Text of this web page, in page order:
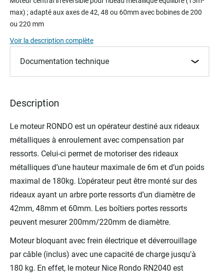
beginning
of
the
images
gallery
max) ; adapté aux axes de 42, 48 ou 60mm avec bobines de 200
ou 220 mm
Voir la description complète
Documentation technique
Description
Le moteur RONDO est un opérateur destiné aux rideaux
métalliques à enroulement avec compensation par
ressorts. Celui-ci permet de motoriser des rideaux
métalliques d’une hauteur maximale de 6m et d’un poids
maximal de 180kg. L’opérateur peut être monté sur des
rideaux ayant un arbre porte ressorts d’un diamètre de
42mm, 48mm et 60mm. Les boîtiers portes ressorts
peuvent mesurer 200mm/220mm de diamètre.
Moteur bloquant avec frein électrique et déverrouillage
par câble (inclus) avec une capacité de charge jusqu'à
180 kg. En effet, le moteur Nice Rondo RN2040 est